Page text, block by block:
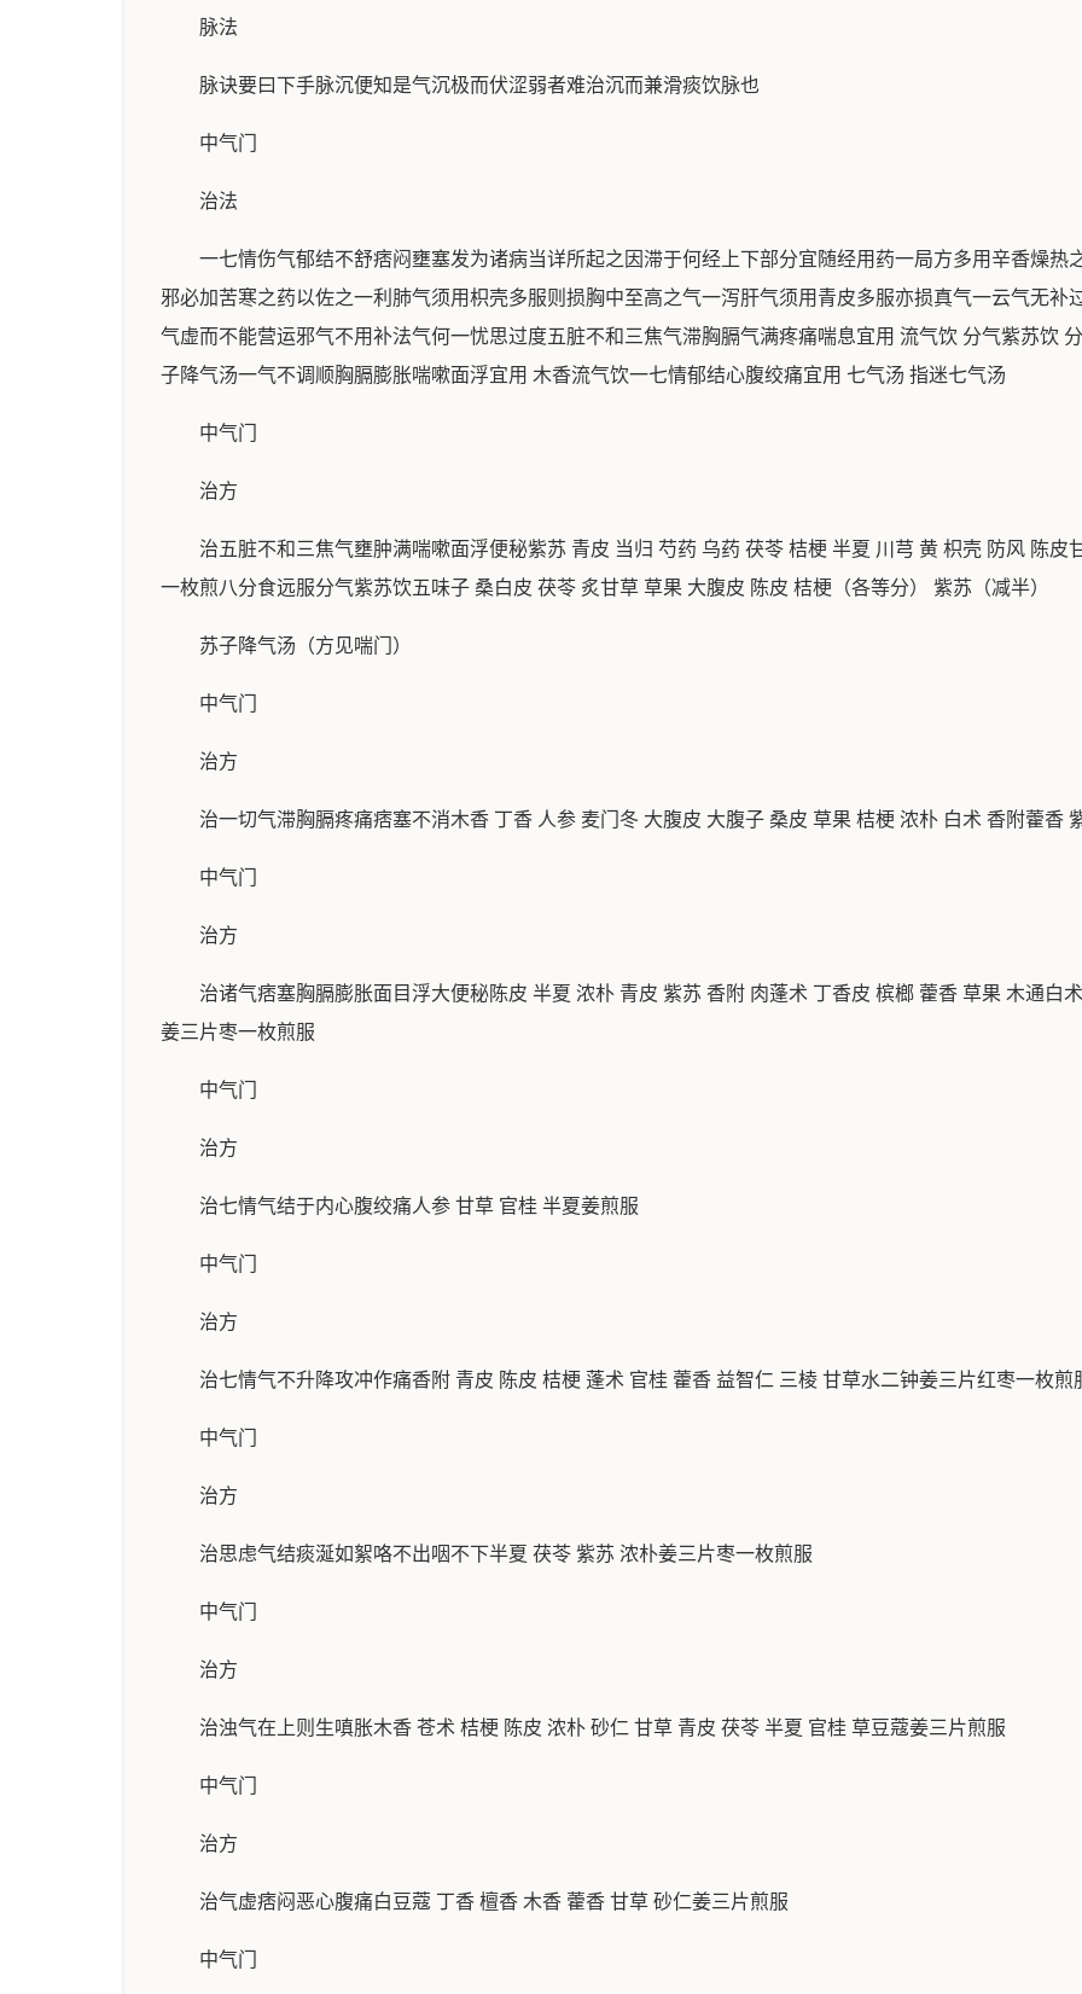
脉法
脉诀要曰下手脉沉便知是气沉极而伏涩弱者难治沉而兼滑痰饮脉也
中气门
治法
一七情伤气郁结不舒痞闷壅塞发为诸病当详所起之因滞于何经上下部分宜随经用药一局方多用辛香燥热
邪必加苦寒之药以佐之一利肺气须用枳壳多服则损胸中至高之气一泻肝气须用青皮多服亦损真气一云气无补
气虚而不能营运邪气不用补法气何一忧思过度五脏不和三焦气滞胸膈气满疼痛喘息宜用 流气饮 分气紫苏饮
子降气汤一气不调顺胸膈膨胀喘嗽面浮宜用 木香流气饮一七情郁结心腹绞痛宜用 七气汤 指迷七气汤
中气门
治方
治五脏不和三焦气壅肿满喘嗽面浮便秘紫苏 青皮 当归 芍药 乌药 茯苓 桔梗 半夏 川芎 黄 枳壳 防风 陈
一枚煎八分食远服分气紫苏饮五味子 桑白皮 茯苓 炙甘草 草果 大腹皮 陈皮 桔梗（各等分） 紫苏（减半）
苏子降气汤（方见喘门）
中气门
治方
治一切气滞胸膈疼痛痞塞不消木香 丁香 人参 麦门冬 大腹皮 大腹子 桑皮 草果 桔梗 浓朴 白术 香附藿香
中气门
治方
治诸气痞塞胸膈膨胀面目浮大便秘陈皮 半夏 浓朴 青皮 紫苏 香附 肉蓬术 丁香皮 槟榔 藿香 草果 木通白
姜三片枣一枚煎服
中气门
治方
治七情气结于内心腹绞痛人参 甘草 官桂 半夏姜煎服
中气门
治方
治七情气不升降攻冲作痛香附 青皮 陈皮 桔梗 蓬术 官桂 藿香 益智仁 三棱 甘草水二钟姜三片红枣一枚煎
中气门
治方
治思虑气结痰涎如絮咯不出咽不下半夏 茯苓 紫苏 浓朴姜三片枣一枚煎服
中气门
治方
治浊气在上则生嗔胀木香 苍术 桔梗 陈皮 浓朴 砂仁 甘草 青皮 茯苓 半夏 官桂 草豆蔻姜三片煎服
中气门
治方
治气虚痞闷恶心腹痛白豆蔻 丁香 檀香 木香 藿香 甘草 砂仁姜三片煎服
中气门